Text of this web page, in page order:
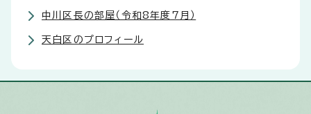
中川区長の部屋（令和8年度7月）
天白区のプロフィール